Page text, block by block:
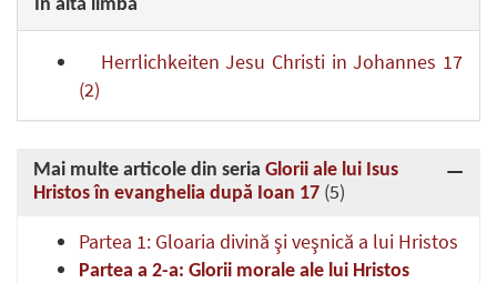
În altă limbă
Herrlichkeiten Jesu Christi in Johannes 17
(2)
Mai multe articole din seria Glorii ale lui Isus
Hristos în evanghelia după Ioan 17 (5)
Partea 1: Gloaria divină şi veşnică a lui Hristos
Partea a 2-a: Glorii morale ale lui Hristos